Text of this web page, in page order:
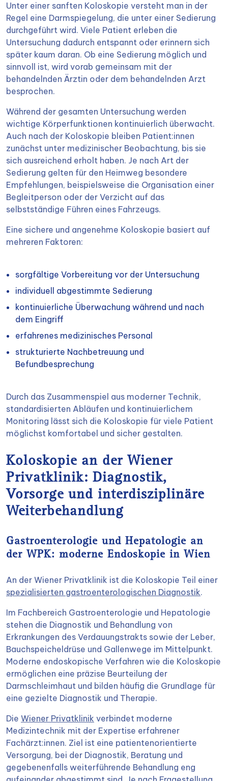
Unter einer sanften Koloskopie versteht man in der
Regel eine Darmspiegelung, die unter einer Sedierung
durchgeführt wird. Viele Patient erleben die
Untersuchung dadurch entspannt oder erinnern sich
später kaum daran. Ob eine Sedierung möglich und
sinnvoll ist, wird vorab gemeinsam mit der
behandelnden Ärztin oder dem behandelnden Arzt
besprochen.
Während der gesamten Untersuchung werden
wichtige Körperfunktionen kontinuierlich überwacht.
Auch nach der Koloskopie bleiben Patient:innen
zunächst unter medizinischer Beobachtung, bis sie
sich ausreichend erholt haben. Je nach Art der
Sedierung gelten für den Heimweg besondere
Empfehlungen, beispielsweise die Organisation einer
Begleitperson oder der Verzicht auf das
selbstständige Führen eines Fahrzeugs.
Eine sichere und angenehme Koloskopie basiert auf
mehreren Faktoren:
sorgfältige Vorbereitung vor der Untersuchung
individuell abgestimmte Sedierung
kontinuierliche Überwachung während und nach
dem Eingriff
erfahrenes medizinisches Personal
strukturierte Nachbetreuung und
Befundbesprechung
Durch das Zusammenspiel aus moderner Technik,
standardisierten Abläufen und kontinuierlichem
Monitoring lässt sich die Koloskopie für viele Patient
möglichst komfortabel und sicher gestalten.
Koloskopie an der Wiener
Privatklinik: Diagnostik,
Vorsorge und interdisziplinäre
Weiterbehandlung
Gastroenterologie und Hepatologie an
der WPK: moderne Endoskopie in Wien
An der Wiener Privatklinik ist die Koloskopie Teil einer
spezialisierten gastroenterologischen Diagnostik.
Im Fachbereich Gastroenterologie und Hepatologie
stehen die Diagnostik und Behandlung von
Erkrankungen des Verdauungstrakts sowie der Leber,
Bauchspeicheldrüse und Gallenwege im Mittelpunkt.
Moderne endoskopische Verfahren wie die Koloskopie
ermöglichen eine präzise Beurteilung der
Darmschleimhaut und bilden häufig die Grundlage für
eine gezielte Diagnostik und Therapie.
Die Wiener Privatklinik verbindet moderne
Medizintechnik mit der Expertise erfahrener
Fachärzt:innen. Ziel ist eine patientenorientierte
Versorgung, bei der Diagnostik, Beratung und
gegebenenfalls weiterführende Behandlung eng